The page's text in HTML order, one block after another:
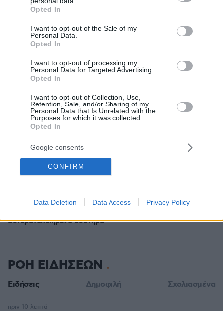
grant or deny consent to Google and its third-party tags to
use your data for below specified purposes in below Google
consent section.
Opted In
I want to opt-out of the Sale of my
Personal Data.
Opted In
I want to opt-out of processing my
Personal Data for Targeted Advertising.
Opted In
I want to opt-out of Collection, Use,
Retention, Sale, and/or Sharing of my
Personal Data that Is Unrelated with the
Purposes for which it was collected.
Opted In
Google consents
CONFIRM
Data Deletion Data Access Privacy Policy
αυτοματοποιημένο σύστημα
17.05.2023, 12:14
ΡΟΗ ΕΙΔΗΣΕΩΝ
Ειδήσεις Δημοφιλή Σχολιασμένα
πριν 10 λεπτά